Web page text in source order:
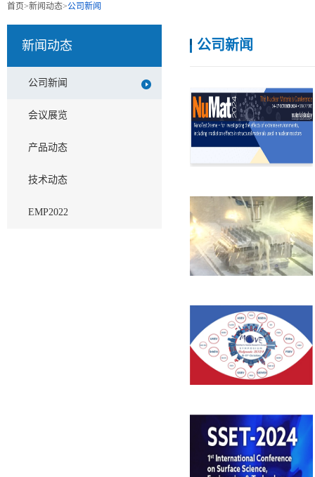
首页>新闻动态>公司新闻
新闻动态
公司新闻
会议展览
产品动态
技术动态
EMP2022
公司新闻